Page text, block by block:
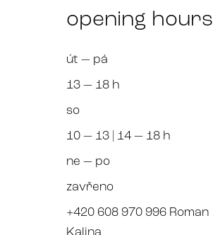
opening hours
út — pá
13 — 18 h
so
10 — 13 | 14 — 18 h
ne — po
zavřeno
+420 608 970 996 Roman
Kalina